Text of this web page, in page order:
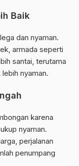
Baik
dan nyaman.
armada seperti
santai, terutama
nyaman.
karena
nyaman.
perjalanan
penumpang